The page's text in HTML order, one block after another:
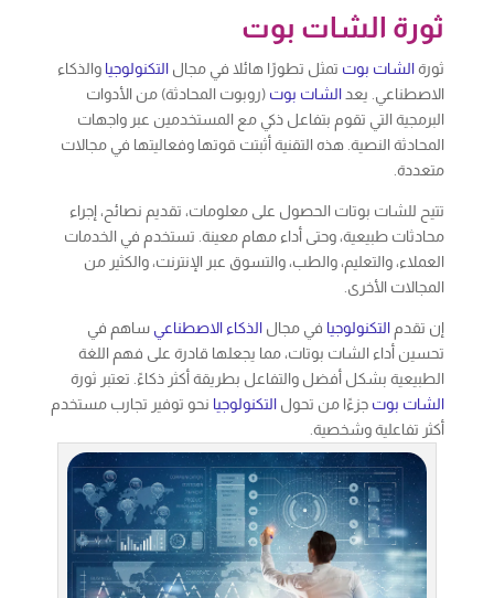
ثورة الشات بوت
ثورةالشات بوت تمثل تطورًا هائلا في مجال التكنولوجيا والذكاء
الاصطناعي. يعد الشات بوت (روبوت المحادثة) من الأدوات
البرمجية التي تقوم بتفاعل ذكي مع المستخدمين عبر واجهات
المحادثة النصية. هذه التقنية أثبتت قوتها وفعاليتها في مجالات
متعددة.
تتيح للشات بوتات الحصول على معلومات، تقديم نصائح، إجراء
محادثات طبيعية، وحتى أداء مهام معينة. تستخدم في الخدمات
العملاء، والتعليم، والطب، والتسوق عبر الإنترنت، والكثير من
المجالات الأخرى.
إن تقدم التكنولوجيا في مجال الذكاء الاصطناعي ساهم في
تحسين أداء الشات بوتات، مما يجعلها قادرة على فهم اللغة
الطبيعية بشكل أفضل والتفاعل بطريقة أكثر ذكاءً. تعتبر ثورة
الشات بوت جزءًا من تحول التكنولوجيا نحو توفير تجارب مستخدم
أكثر تفاعلية وشخصية.